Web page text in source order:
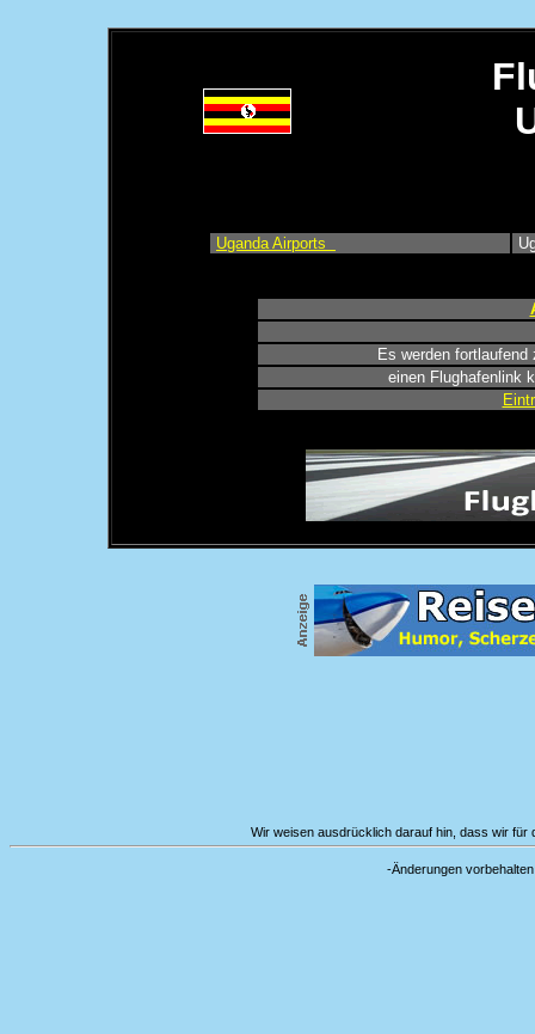
Uganda Airports
Es werden
einen Flughafenlink
Wir weisen ausdrücklich darauf hin, dass wir
-Änderungen